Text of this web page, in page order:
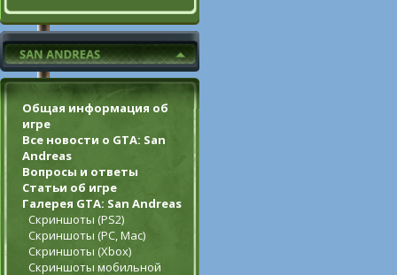
Общая информация об
игре
Все новости о GTA: San
Andreas
Вопросы и ответы
Статьи об игре
Галерея GTA: San Andreas
Скриншоты (PS2)
Скриншоты (PC, Mac)
Скриншоты (Xbox)
Скриншоты мобильной